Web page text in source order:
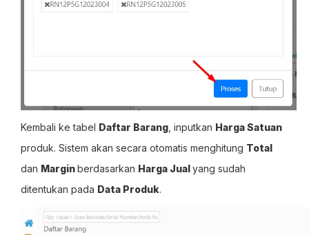
Kembali ke tabel Daftar Barang , inputkan Harga Satuan
produk. Sistem akan secara otomatis menghitung Total
dan Marginberdasarkan Harga Jualyang sudah
ditentukan pada Data Produk.